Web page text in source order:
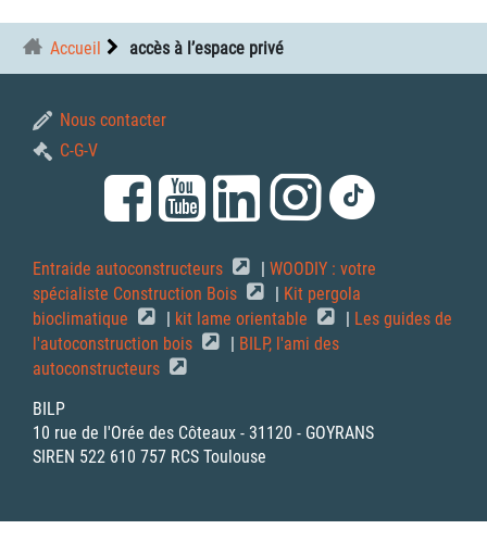
Accueil accès à l’espace privé
Nous contacter
C-G-V
Entraide autoconstructeurs | WOODIY : votre
spécialiste Construction Bois
| Kit pergola
bioclimatique
| kit lame orientable | Les guides de
l'autoconstruction bois
| BILP, l'ami des
autoconstructeurs
BILP
10 rue de l'Orée des Côteaux - 31120 - GOYRANS
SIREN 522 610 757 RCS Toulouse